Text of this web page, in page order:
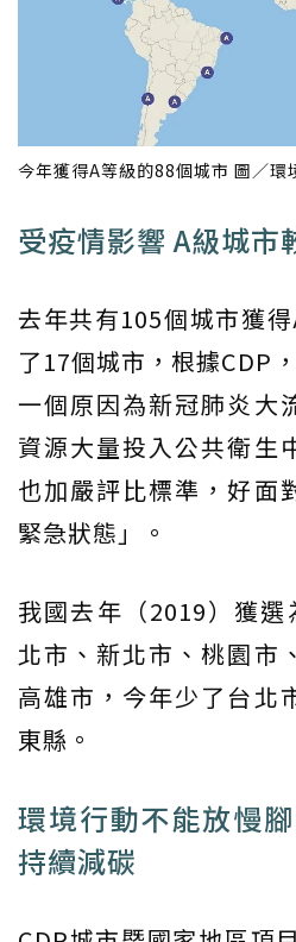
今年獲得A等級的88個城市 圖／環
受疫情影響 A級城市
去年共有105個城市獲
了17個城市，根據CDP
一個原因為新冠肺炎大
資源大量投入公共衛生
也加嚴評比標準，好面
緊急狀態」。
我國去年（2019）獲
北市、新北市、桃園市
高雄市，今年少了台北
東縣。
環境行動不能放慢
持續減碳